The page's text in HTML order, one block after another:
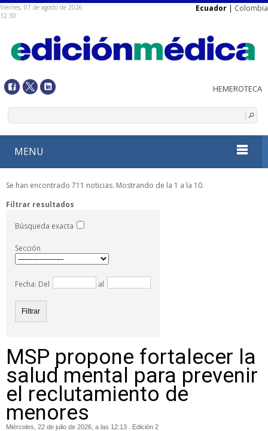
Viernes, 07 de agosto de 2026
12:30
Ecuador | Colombia
MENU
Se han encontrado 711 noticias. Mostrando de la 1 a la 10.
Filtrar resultados
Búsqueda exacta
Sección
Fecha: Del al
MSP propone fortalecer la
salud mental para prevenir
el reclutamiento de
menores
Miércoles, 22 de julio de 2026, a las 12:13 . Edición 2